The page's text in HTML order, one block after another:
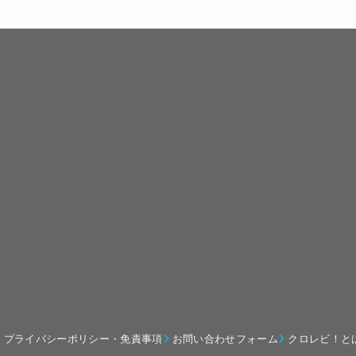
プライバシーポリシー・免責事項 お問い合わせフォーム クロレビ！と